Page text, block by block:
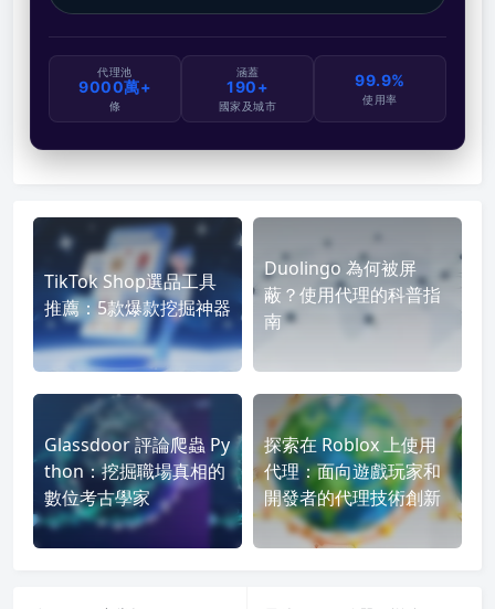
代理池
9000萬+
條
涵蓋
190+
國家及城市
99.9%
使用率
TikTok Shop選品工具
推薦：5款爆款挖掘神器
Duolingo 為何被屏
蔽？使用代理的科普指
南
Glassdoor 評論爬蟲 Py
thon：挖掘職場真相的
數位考古學家
探索在 Roblox 上使用
代理：面向遊戲玩家和
開發者的代理技術創新